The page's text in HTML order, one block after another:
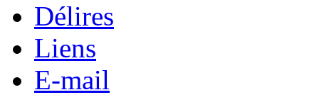
Délires
Liens
E-mail